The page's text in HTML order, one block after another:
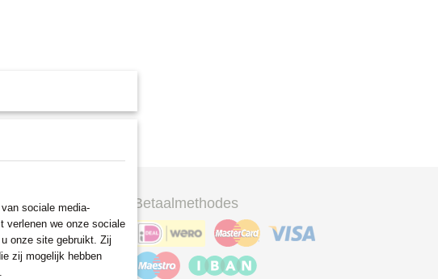
Betaalmethodes
sociale media-
verlenen we onze sociale
onze site gebruikt. Zij
zij mogelijk hebben